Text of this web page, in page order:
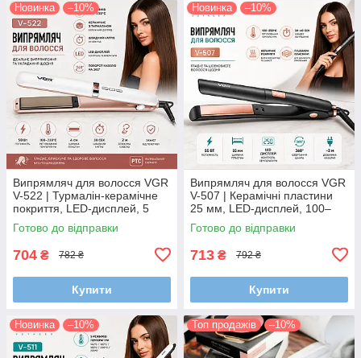
Новинка –10%
Випрямляч для волосся VGR
V-522 | Турмалін-керамічне
покриття, LED-дисплей, 5
режимів, 100–230°C, 50 Вт
Готово до відправки
704 ₴ 782 ₴
Купити
Новинка –10%
Випрямляч для волосся VGR
V-507 | Керамічні пластини
25 мм, LED-дисплей, 100–
250°C, 55 Вт
Готово до відправки
713 ₴ 792 ₴
Купити
Новинка –10% Топ продажів –10%